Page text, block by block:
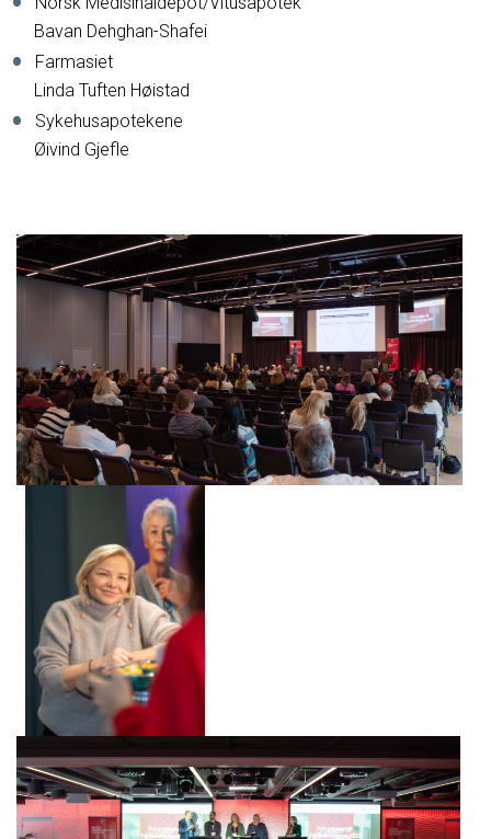
Bavan Dehghan-Shafei
Farmasiet
Linda Tuften Høistad
Sykehusapotekene
Øivind Gjefle